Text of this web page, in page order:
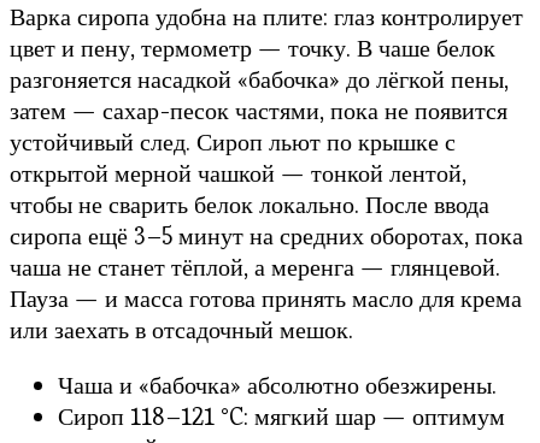
Варка сиропа удобна на плите: глаз контролирует
цвет и пену, термометр — точку. В чаше белок
разгоняется насадкой «бабочка» до лёгкой пены,
затем — сахар-песок частями, пока не появится
устойчивый след. Сироп льют по крышке с
открытой мерной чашкой — тонкой лентой,
чтобы не сварить белок локально. После ввода
сиропа ещё 3–5 минут на средних оборотах, пока
чаша не станет тёплой, а меренга — глянцевой.
Пауза — и масса готова принять масло для крема
или заехать в отсадочный мешок.
Чаша и «бабочка» абсолютно обезжирены.
Сироп 118–121 °C: мягкий шар — оптимум